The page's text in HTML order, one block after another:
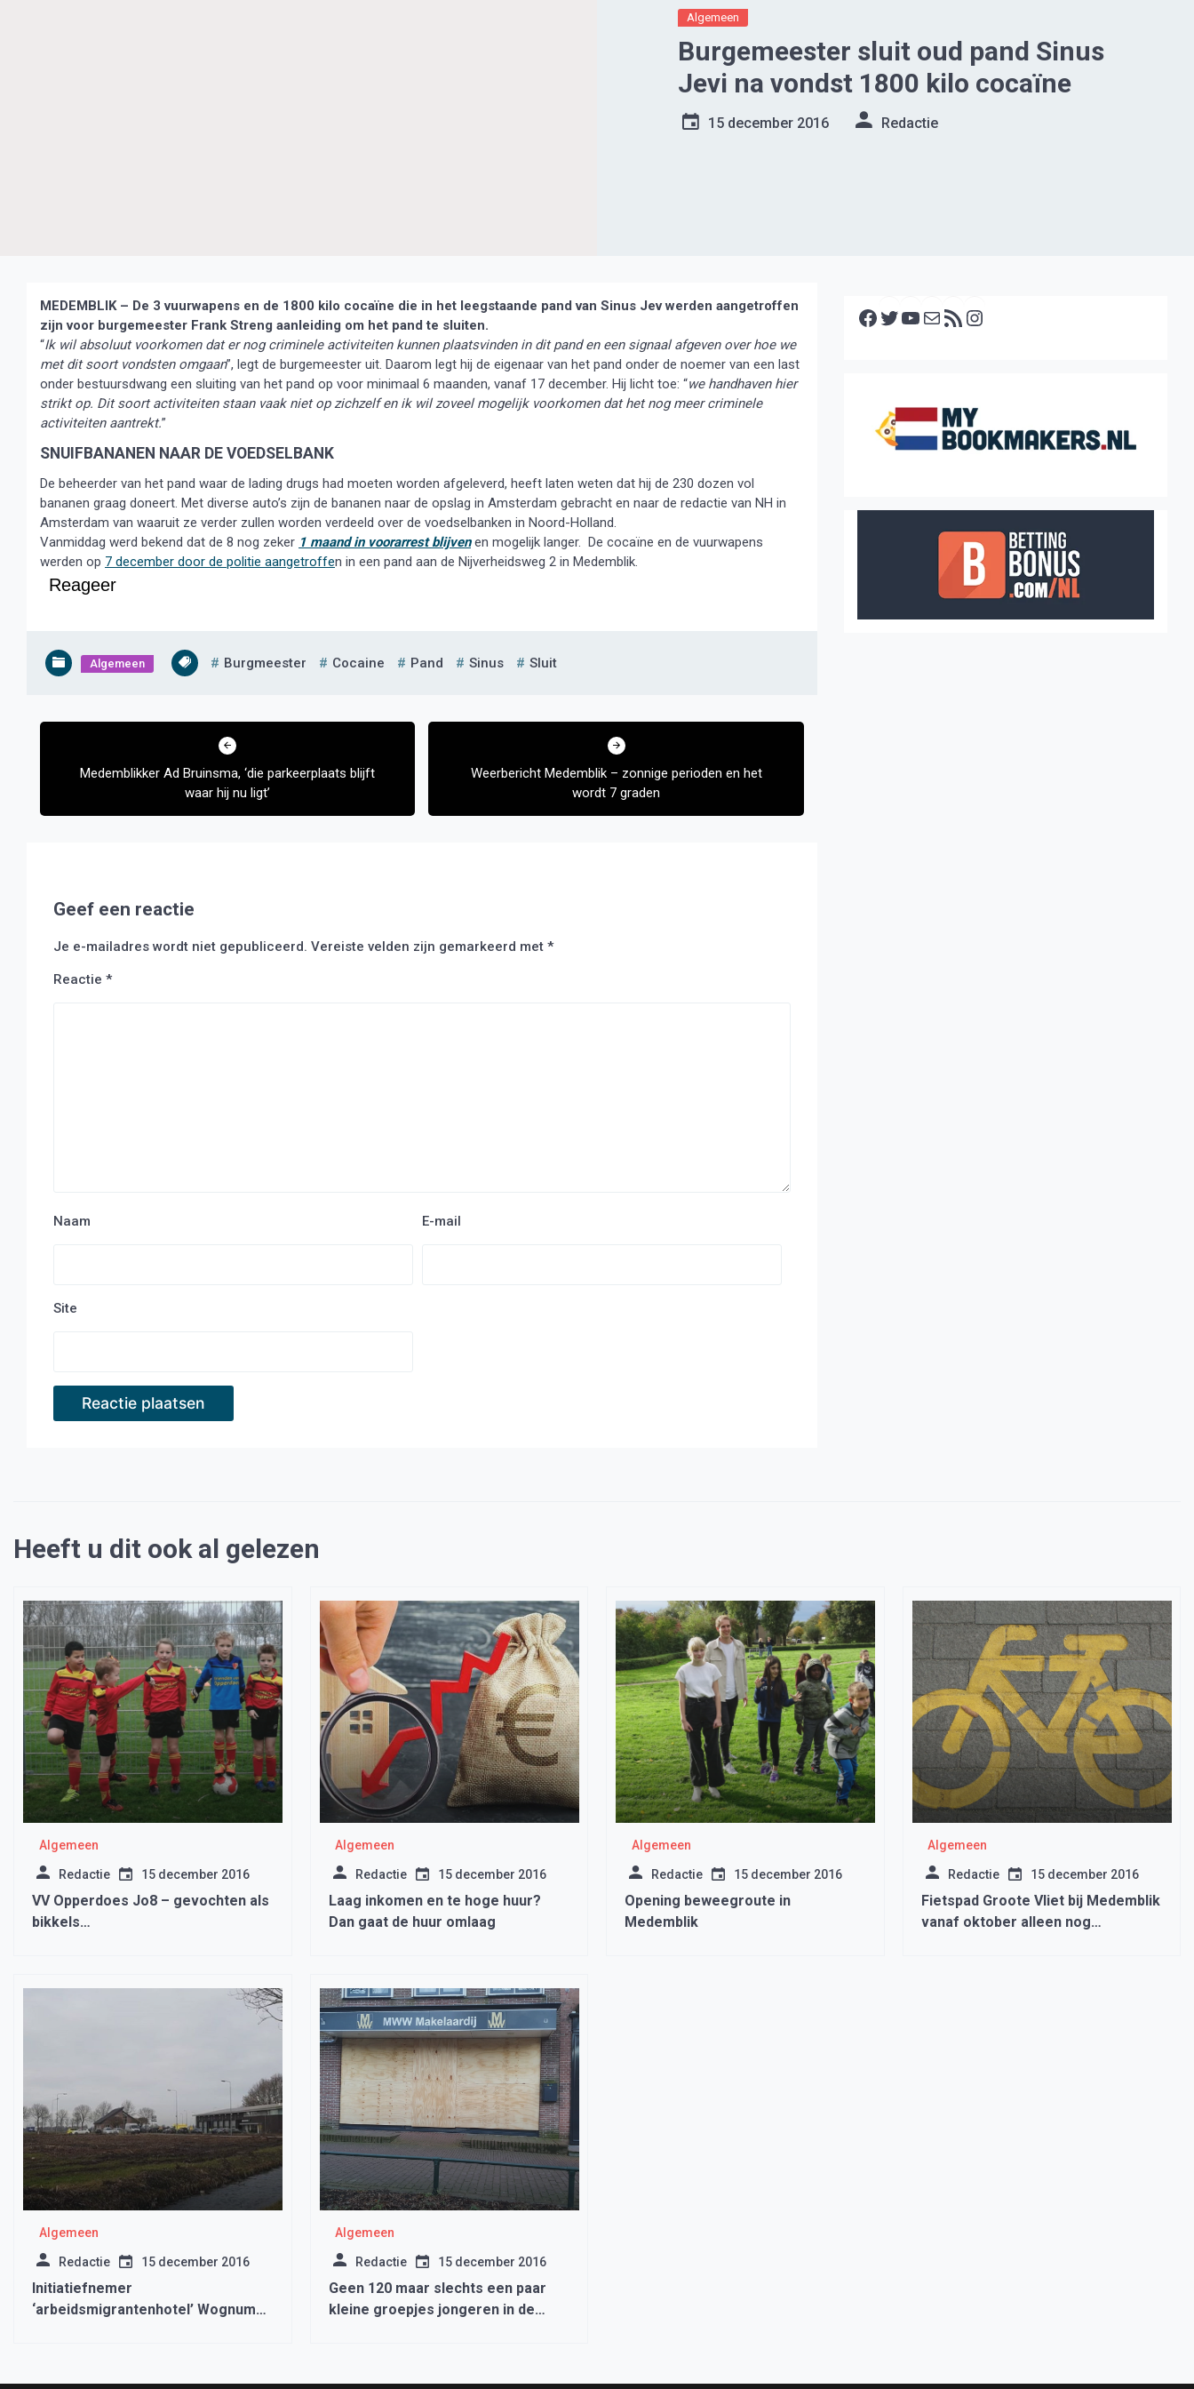
Algemeen
Burgemeester sluit oud pand Sinus
Jevi na vondst 1800 kilo cocaïne
15 december 2016 Redactie
MEDEMBLIK – De 3 vuurwapens en de 1800 kilo cocaïne die in het leegstaande pand van Sinus Jev werden aangetroffen
zijn voor burgemeester Frank Streng aanleiding om het pand te sluiten.
“Ik wil absoluut voorkomen dat er nog criminele activiteiten kunnen plaatsvinden in dit pand en een signaal afgeven over hoe we
met dit soort vondsten omgaan”, legt de burgemeester uit. Daarom legt hij de eigenaar van het pand onder de noemer van een last
onder bestuursdwang een sluiting van het pand op voor minimaal 6 maanden, vanaf 17 december. Hij licht toe: “we handhaven hier
strikt op. Dit soort activiteiten staan vaak niet op zichzelf en ik wil zoveel mogelijk voorkomen dat het nog meer criminele
activiteiten aantrekt.”
SNUIFBANANEN NAAR DE VOEDSELBANK
De beheerder van het pand waar de lading drugs had moeten worden afgeleverd, heeft laten weten dat hij de 230 dozen vol
bananen graag doneert. Met diverse auto’s zijn de bananen naar de opslag in Amsterdam gebracht en naar de redactie van NH in
Amsterdam van waaruit ze verder zullen worden verdeeld over de voedselbanken in Noord-Holland.
Vanmiddag werd bekend dat de 8 nog zeker 1 maand in voorarrest blijvenen mogelijk langer. De cocaïne en de vuurwapens
werden op 7 december door de politie aangetroffen in een pand aan de Nijverheidsweg 2 in Medemblik.
Reageer
Algemeen Burgmeester Cocaine Pand Sinus Sluit
Bericht
Medemblikker Ad Bruinsma, ‘die parkeerplaats blijft
waar hij nu ligt’
Weerbericht Medemblik – zonnige perioden en het
wordt 7 graden
Geef een reactie
Je e-mailadres wordt niet gepubliceerd. Vereiste velden zijn gemarkeerd met *
Reactie *
Naam E-mail
Site
Facebook Twitter YouTube E-mail RSS feed
Heeft u dit ook al gelezen
Algemeen
Redactie 15 december 2016
VV Opperdoes Jo8 – gevochten als
bikkels…
Algemeen
Redactie 15 december 2016
Laag inkomen en te hoge huur?
Dan gaat de huur omlaag
Algemeen
Redactie 15 december 2016
Opening beweegroute in
Medemblik
Algemeen
Redactie 15 december 2016
Fietspad Groote Vliet bij Medemblik
vanaf oktober alleen nog
Algemeen
Redactie 15 december 2016
Initiatiefnemer
‘arbeidsmigrantenhotel’ Wognum
Algemeen
Redactie 15 december 2016
Geen 120 maar slechts een paar
kleine groepjes jongeren in de